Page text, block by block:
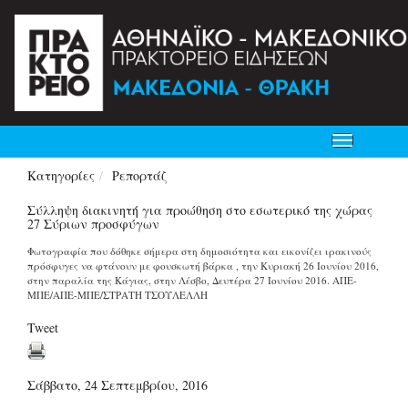
Toggle
navigation
Κατηγορίες
Ρεπορτάζ
Σύλληψη διακινητή για προώθηση στο εσωτερικό της χώρας
27 Σύριων προσφύγων
Φωτογραφία που δόθηκε σήμερα στη δημοσιότητα και εικονίζει ιρακινούς
πρόσφυγες να φτάνουν με φουσκωτή βάρκα , την Κυριακή 26 Ιουνίου 2016,
στην παραλία της Κάγιας, στην Λέσβο, Δευτέρα 27 Ιουνίου 2016. ΑΠΕ-
ΜΠΕ/ΑΠΕ-ΜΠΕ/ΣΤΡΑΤΗ ΤΣΟΥΛΕΛΛΗ
Tweet
Σάββατο, 24 Σεπτεμβρίου, 2016